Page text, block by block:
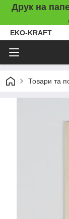
Друк на
EKO-KRAFT
Товари та